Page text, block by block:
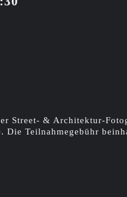
Street- & Architektur-
Die Teilnahmegebühr